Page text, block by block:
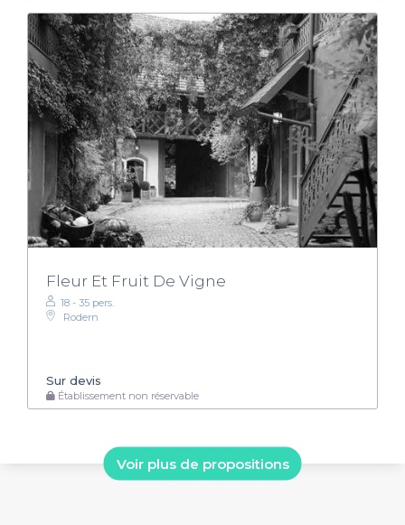
Fleur Et Fruit De Vigne
18 - 35 pers.
Rodern
Sur devis
Établissement non réservable
Voir plus de propositions